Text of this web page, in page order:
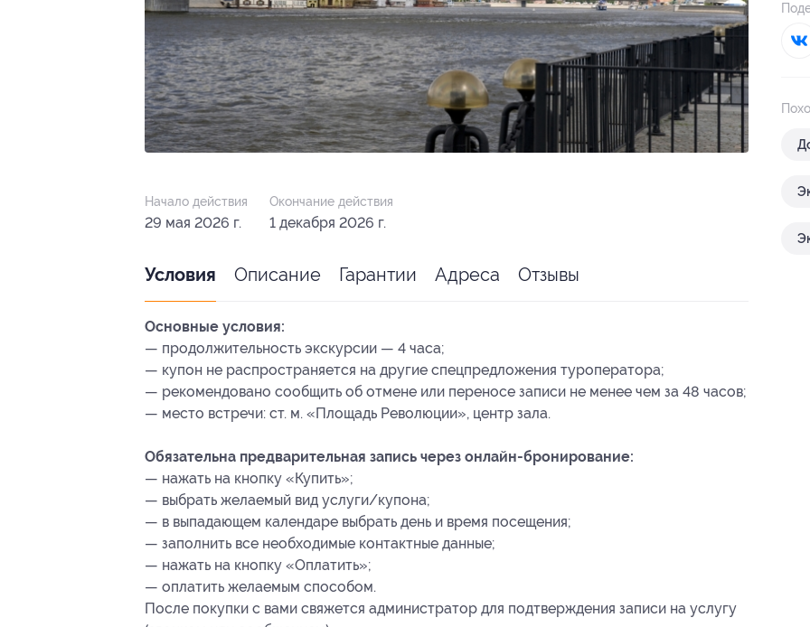
Начало действия
29 мая 2026 г.
Окончание действия
1 декабря 2026 г.
Условия Описание Гарантии Адреса Отзывы
Основные условия:
— продолжительность экскурсии — 4 часа;
— купон не распространяется на другие спецпредложения туроператора;
— рекомендовано сообщить об отмене или переносе записи не менее чем за 48 часов;
— место встречи: ст. м. «Площадь Революции», центр зала.
Обязательна предварительная запись через онлайн-бронирование:
— нажать на кнопку «Купить»;
— выбрать желаемый вид услуги/купона;
— в выпадающем календаре выбрать день и время посещения;
— заполнить все необходимые контактные данные;
— нажать на кнопку «Оплатить»;
— оплатить желаемым способом.
После покупки с вами свяжется администратор для подтверждения записи на услугу